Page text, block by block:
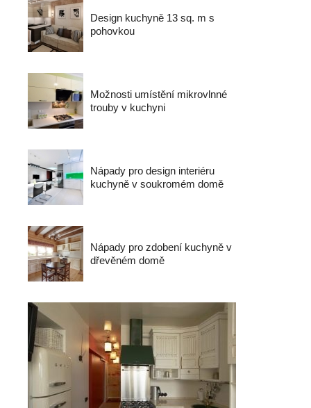
Design kuchyně 13 sq. m s
pohovkou
Možnosti umístění mikrovlnné
trouby v kuchyni
Nápady pro design interiéru
kuchyně v soukromém domě
Nápady pro zdobení kuchyně v
dřevěném domě